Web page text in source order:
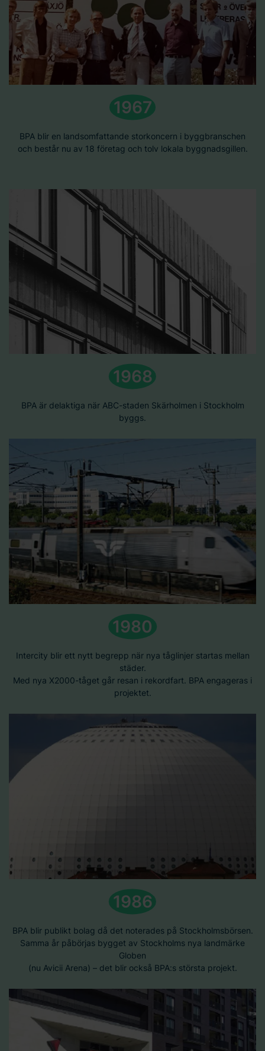
oss gällande ditt samtycke.
1967
BPA blir en landsomfattande storkoncern i byggbranschen
och består nu av 18 företag och tolv lokala byggnadsgillen.
1968
BPA är delaktiga när ABC-staden Skärholmen i Stockholm
byggs.
1980
Intercity blir ett nytt begrepp när nya tåglinjer startas mellan
städer.
Med nya X2000-tåget går resan i rekordfart. BPA engageras i
projektet.
1986
BPA blir publikt bolag då det noterades på Stockholmsbörsen.
Samma år påbörjas bygget av Stockholms nya landmärke
Globen
(nu Avicii Arena) – det blir också BPA:s största projekt.